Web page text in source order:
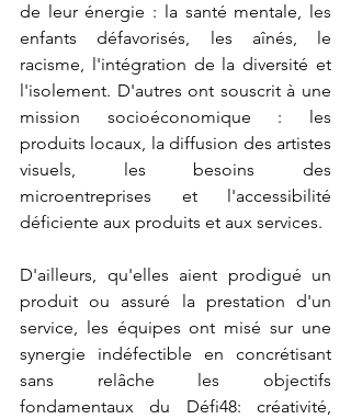
de leur énergie : la santé mentale, les
enfants défavorisés, les aînés, le
racisme, l'intégration de la diversité et
l'isolement. D'autres ont souscrit à une
mission socioéconomique : les
produits locaux, la diffusion des artistes
visuels, les besoins des
microentreprises et l'accessibilité
déficiente aux produits et aux services.
D'ailleurs, qu'elles aient prodigué un
produit ou assuré la prestation d'un
service, les équipes ont misé sur une
synergie indéfectible en concrétisant
sans relâche les objectifs
fondamentaux du Défi48: créativité,